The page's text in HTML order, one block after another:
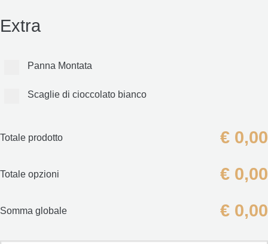
Extra
Panna Montata
Scaglie di cioccolato bianco
Totale prodotto € 0,00
Totale opzioni € 0,00
Somma globale € 0,00